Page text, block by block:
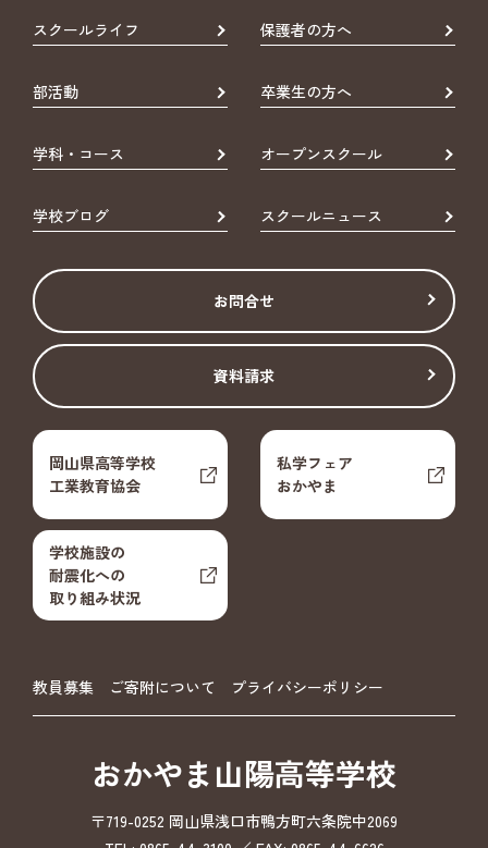
スクールライフ 保護者の方へ
部活動 卒業生の方へ
学科・コース オープンスクール
学校ブログ スクールニュース
お問合せ
資料請求
岡山県高等学校
工業教育協会
私学フェア
おかやま
学校施設の
耐震化への
取り組み状況
教員募集 ご寄附について プライバシーポリシー
おかやま山陽高等学校
〒719-0252 岡山県浅口市鴨方町六条院中2069